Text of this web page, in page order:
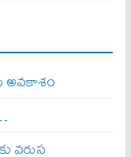
అవకాశం
వరుస